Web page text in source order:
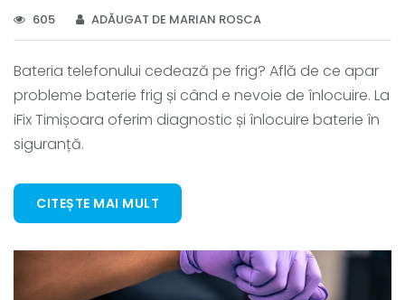
605 ADĂUGAT DE MARIAN ROSCA
Bateria telefonului cedează pe frig? Află de ce apar
probleme baterie frig și când e nevoie de înlocuire. La
iFix Timișoara oferim diagnostic și înlocuire baterie în
siguranță.
CITEȘTE MAI MULT